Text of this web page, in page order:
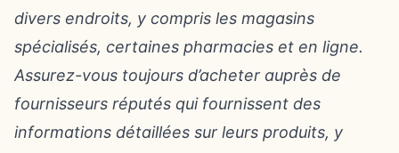
divers endroits, y compris les magasins
spécialisés, certaines pharmacies et en ligne.
Assurez-vous toujours d’acheter auprès de
fournisseurs réputés qui fournissent des
informations détaillées sur leurs produits, y